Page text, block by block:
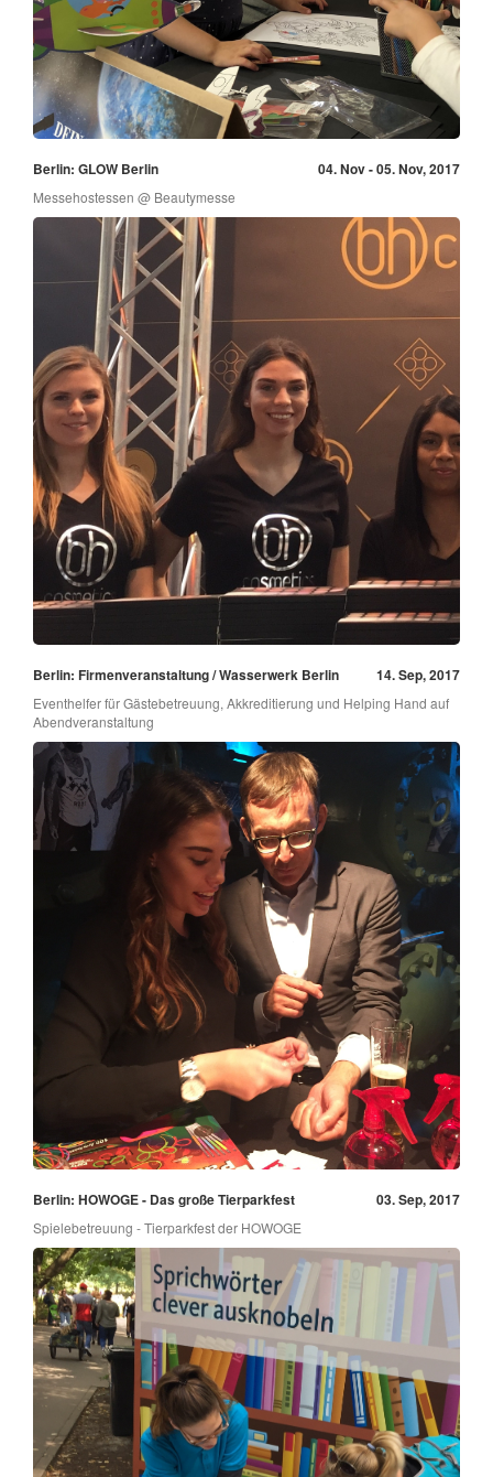
Berlin: GLOW Berlin 04. Nov - 05. Nov, 2017
Messehostessen @ Beautymesse
Berlin: Firmenveranstaltung / Wasserwerk Berlin 14. Sep, 2017
Eventhelfer für Gästebetreuung, Akkreditierung und Helping Hand auf
Abendveranstaltung
Berlin: HOWOGE - Das große Tierparkfest 03. Sep, 2017
Spielebetreuung - Tierparkfest der HOWOGE